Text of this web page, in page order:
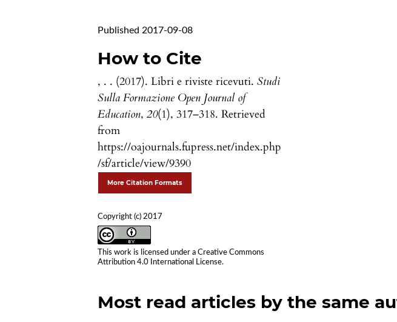
Published 2017-09-08
How to Cite
, . . (2017). Libri e riviste ricevuti.Studi
Sulla Formazione Open Journal of
Education,20(1), 317–318. Retrieved
from
https://oajournals.fupress.net/index.php
/sf/article/view/9390
More Citation Formats
Copyright (c) 2017
This work is licensed under aCreative Commons
Attribution 4.0 International License.
Most read articles by the same